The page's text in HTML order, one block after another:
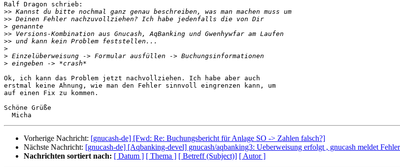
Ralf Dragon schrieb:
>>
>>
>
>>
>>
>
>
>
Ok, ich kann das Problem jetzt nachvollziehen. Ich habe aber auch
erstmal keine Ahnung, wie man den Fehler sinnvoll eingrenzen kann, um
auf einen Fix zu kommen.
Schöne Grüße
Vorherige Nachricht: [gnucash-de] [Fwd: Re: Buchungsbericht für Anlage SO -> Zahlen falsch?]
Nächste Nachricht: [gnucash-de] [Aqbanking-devel] gnucash/aqbanking3: Ueberweisung erfolgt , gnucash meldet
Nachrichten sortiert nach: [ Datum ] [ Thema ] [ Betreff (Subject)] [ Autor ]